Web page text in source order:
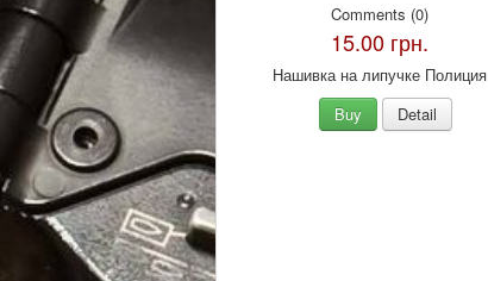
Comments (0)
15.00 грн.
Нашивка на липучке Полиция
Buy
Detail